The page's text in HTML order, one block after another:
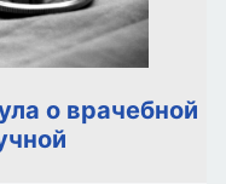
о врачебной